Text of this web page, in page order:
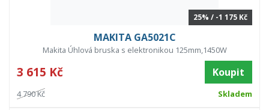
25% / -1 175 Kč
MAKITA GA5021C
Makita Úhlová bruska s elektronikou 125mm,1450W
3 615 Kč Koupit
4 790 Kč Skladem